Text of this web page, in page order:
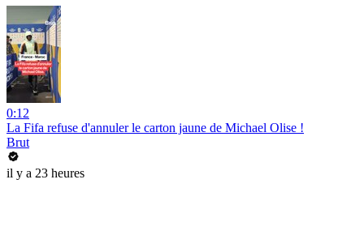
0:12
La Fifa refuse d'annuler le carton jaune de Michael Olise !
Brut
il y a 23 heures